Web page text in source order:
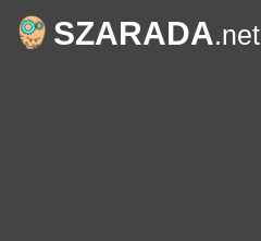
SZARADA.net